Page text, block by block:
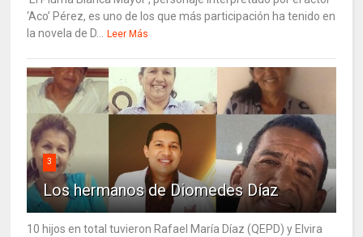
‘Aco’ Pérez, es uno de los que más participación ha tenido en
la novela de D...
Leer Más
3
Los hermanos de Diomedes Díaz
10 hijos en total tuvieron Rafael María Díaz (QEPD) y Elvira